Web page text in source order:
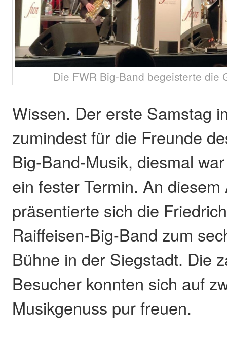
Die FWR Big-Band begeisterte die
Wissen. Der erste Samstag
zumindest für die Freunde
Big-Band-Musik, diesmal
ein fester Termin. An diesem
präsentierte sich die
Raiffeisen-Big-Band zum
Bühne in der Siegstadt. Die
Besucher konnten sich auf
Musikgenuss pur freuen.